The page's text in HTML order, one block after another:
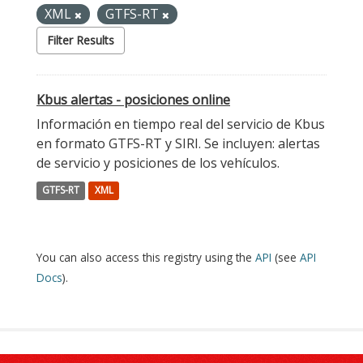
XML
GTFS-RT
Filter Results
Kbus alertas - posiciones online
Información en tiempo real del servicio de Kbus
en formato GTFS-RT y SIRI. Se incluyen: alertas
de servicio y posiciones de los vehículos.
GTFS-RT XML
You can also access this registry using the API (see API
Docs).